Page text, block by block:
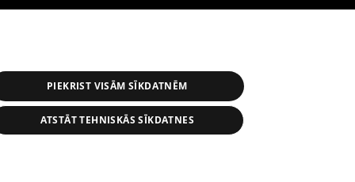
PIEKRIST VISĀM SĪKDATNĒM
ATSTĀT TEHNISKĀS SĪKDATNES